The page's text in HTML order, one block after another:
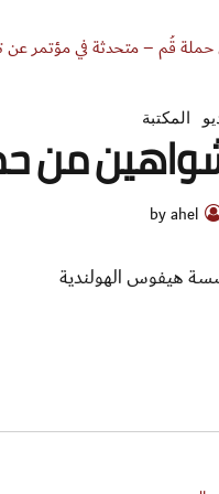
المكتبة
by ahel
هيفوس الهولندية